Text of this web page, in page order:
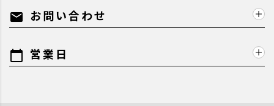
mail お問い合わせ
calendar_today 営業日